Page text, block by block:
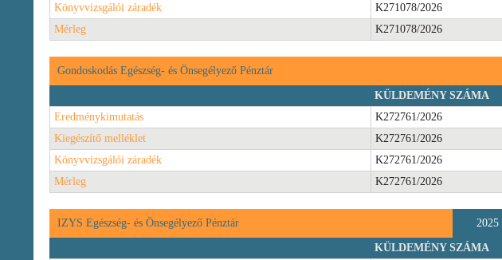
Könyvvizsgálói záradék
K271078/2026
Mérleg
K271078/2026
Gondoskodás Egészség- és Önsegélyező Pénztár
KÜLDEMÉNY SZÁMA
Eredménykimutatás
K272761/2026
Kiegészítő melléklet
K272761/2026
Könyvvizsgálói záradék
K272761/2026
Mérleg
K272761/2026
IZYS Egészség- és Önsegélyező Pénztár 2025
KÜLDEMÉNY SZÁMA